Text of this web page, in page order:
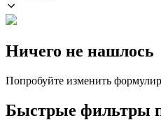
Ничего не нашлось
Попробуйте изменить
Быстрые фильтры